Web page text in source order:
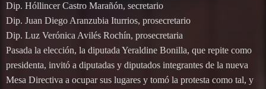
Dip. Hóllincer Castro Marañón, secretario
Dip. Juan Diego Aranzubia Iturrios, prosecretario
Dip. Luz Verónica Avilés Rochín, prosecretaria
Pasada la elección, la diputada Yeraldine Bonilla, que repite como
presidenta, invitó a diputadas y diputados integrantes de la nueva
Mesa Directiva a ocupar sus lugares y tomó la protesta como tal, y